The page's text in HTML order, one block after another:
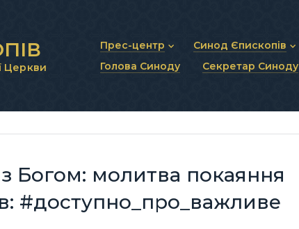
Церкви
Прес-центр
Новини та анонси
Синод Єпископів
Статут Синоду
Синодальні органи
Голова Синоду Секретар Синоду
Богом: молитва покаяння
#доступно_про_важливе